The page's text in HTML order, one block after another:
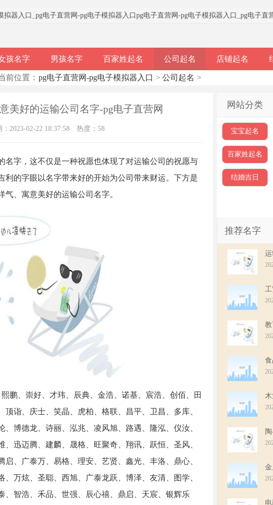
拟器入口 pg电子直营网-pg电子模拟器入口 pg电子直营网-pg电子模拟器入口 pg电子直
孩名字 男孩名字 百家姓起名 公司起名 店铺起名
前位置： pg电子直营网-pg电子模拟器入口 > 公司起名 >
美好的运输公司名字-pg电子直营网
2023-02-22 18:37:58 热度：58
名字，这不仅是一种祝愿也体现了对运输公司的祝愿与
的字眼以名字带来好的开始为公司带来财运。下方是
、寓意美好的运输公司名字。
鹏、崇好、才玮、辰典、金浩、诺基、宸浩、创佰、田
诣、庆士、笑晶、虎柏、格联、昌平、卫昌、多库、
博德龙、诗丽、泓兆、凌风旭、路遇、隆泓、仪汝、
迅迈腾、建麟、晟格、旺聚奇、翔讯、跃恒、圣风、
、广泰万、易格、理安、艺贤、鑫光、丰洛、鼎心、
万炫、圣聪、西旭、广泰龙跃、博泽、友清、图学、
、智浩、禾品、世强、辰心禧、鼎启、天宸、银辉乐
网站分类
宝宝起名
百家姓起名
结婚吉日
推荐名字